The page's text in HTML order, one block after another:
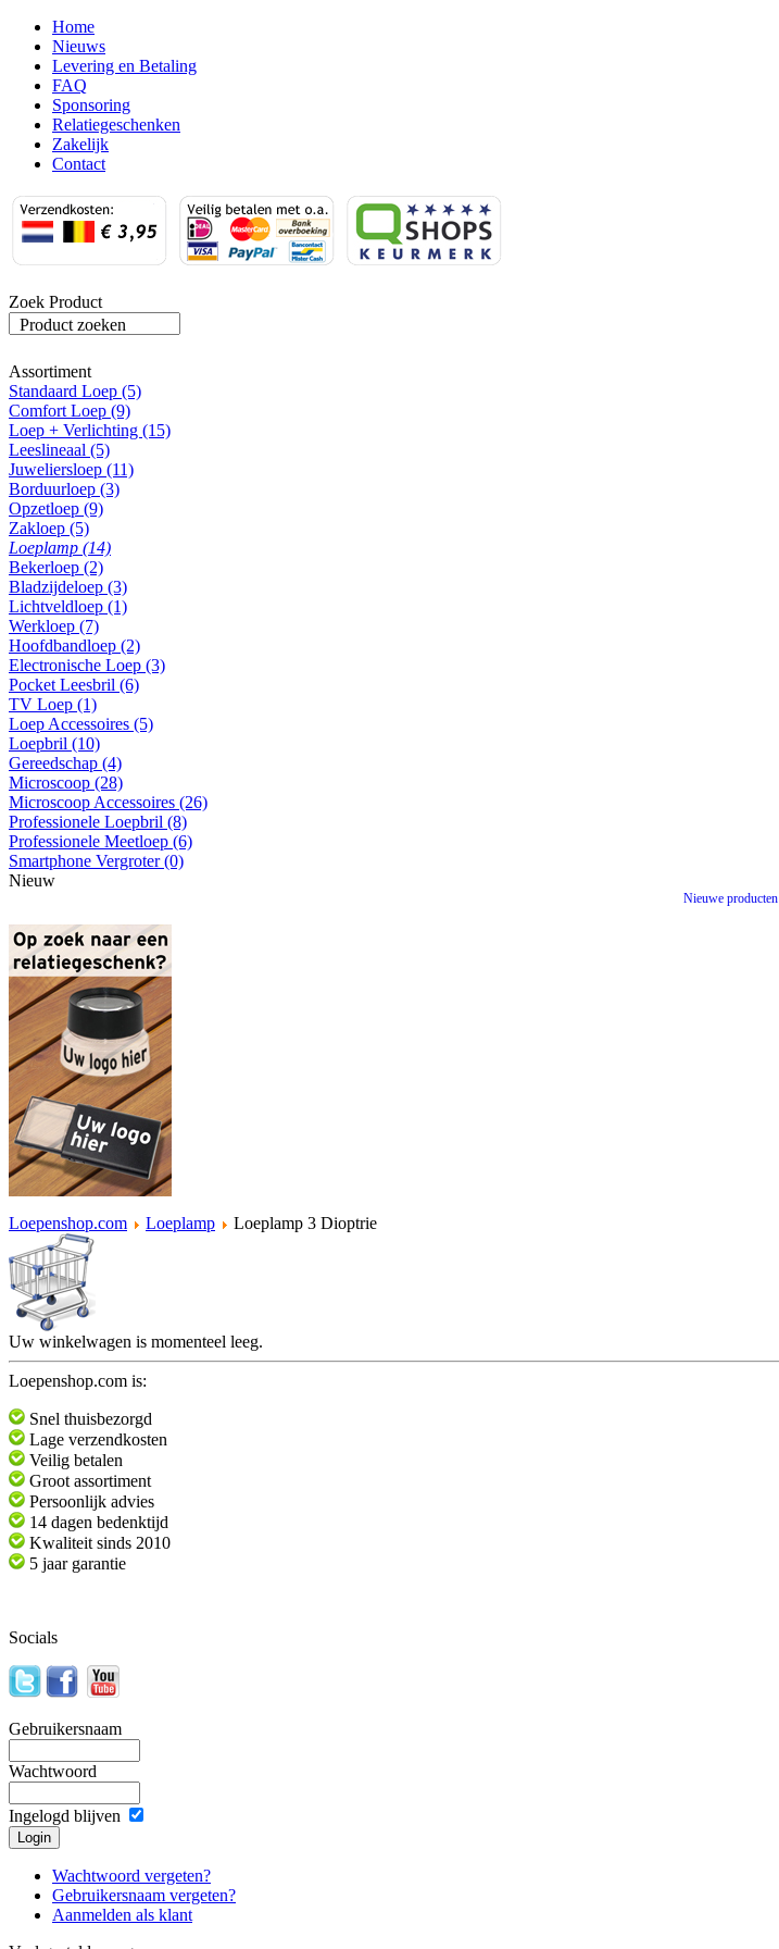
Home
Nieuws
Levering en Betaling
FAQ
Sponsoring
Relatiegeschenken
Zakelijk
Contact
Zoek Product
Product zoeken
Assortiment
Standaard Loep (5)
Comfort Loep (9)
Loep + Verlichting (15)
Leeslineaal (5)
Juweliersloep (11)
Borduurloep (3)
Opzetloep (9)
Zakloep (5)
Loeplamp (14)
Bekerloep (2)
Bladzijdeloep (3)
Lichtveldloep (1)
Werkloep (7)
Hoofdbandloep (2)
Electronische Loep (3)
Pocket Leesbril (6)
TV Loep (1)
Loep Accessoires (5)
Loepbril (10)
Gereedschap (4)
Microscoop (28)
Microscoop Accessoires (26)
Professionele Loepbril (8)
Professionele Meetloep (6)
Smartphone Vergroter (0)
Nieuw
Nieuwe producten
Loepenshop.com Loeplamp Loeplamp 3 Dioptrie
Uw winkelwagen is momenteel leeg.
Loepenshop.com is:
Snel thuisbezorgd
Lage verzendkosten
Veilig betalen
Groot assortiment
Persoonlijk advies
14 dagen bedenktijd
Kwaliteit sinds 2010
5 jaar garantie
Socials
Gebruikersnaam
Wachtwoord
Ingelogd blijven
Wachtwoord vergeten?
Gebruikersnaam vergeten?
Aanmelden als klant